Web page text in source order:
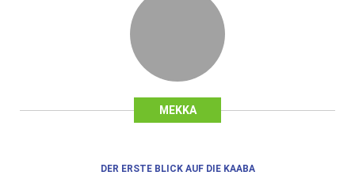
MEKKA
DER ERSTE BLICK AUF DIE KAABA